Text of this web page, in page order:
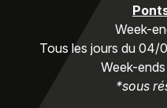
Week-
Tous les jours du
Week-
*sous